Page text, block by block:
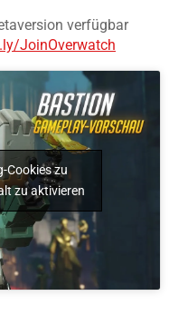
verfügbar
JoinOverwatch
Cookies zu
zu aktivieren